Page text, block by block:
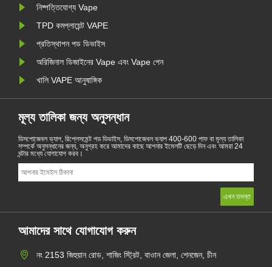
নিষ্পত্তিযোগ্য Vape
TPD কমপ্লায়েন্ট VAPE
প্রতিস্থাপন পড ডিভাইস
অরিজিনাল ডিজাইনের Vape এবং Vape পেন
খালি VAPE আনুষাঙ্গিক
মূল্য তালিকা জন্য অনুসন্ধান
ডিসপোজেবল ভ্যাপ, রিপ্লেসমেন্ট পড ডিভাইস, ডিসপোজেবল ভ্যাপ 400-600 পাফ বা মূল্য তালিকা
সম্পর্কে অনুসন্ধানের জন্য, অনুগ্রহ করে আমাদের কাছে আপনার ইমেলটি ছেড়ে দিন এবং আমরা 24
ঘন্টার মধ্যে যোগাযোগ করব।
আমাদের সাথে যোগাযোগ করুন
নং 2153 জিহুয়ান রোড, শাজিং স্ট্রিট, বাওান জেলা, শেনজেন, চীন